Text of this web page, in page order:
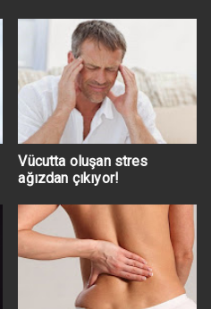
Vücutta oluşan stres
ağızdan çıkıyor!